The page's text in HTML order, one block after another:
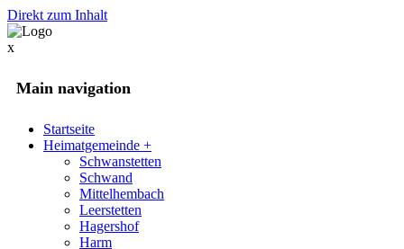
Direkt zum Inhalt
x
Main navigation
Startseite
Heimatgemeinde +
Schwanstetten
Schwand
Mittelhembach
Leerstetten
Hagershof
Harm